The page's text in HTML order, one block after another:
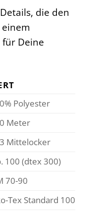
die den
Deine
Polyester
Meter
Mittelocker
100 (dtex 300)
70-90
Tex Standard 100